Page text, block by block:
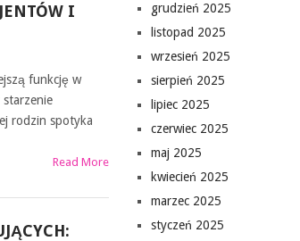
I
funkcję w
rodzin spotyka
Read More
grudzień 2025
listopad 2025
wrzesień 2025
sierpień 2025
lipiec 2025
czerwiec 2025
maj 2025
kwiecień 2025
marzec 2025
styczeń 2025